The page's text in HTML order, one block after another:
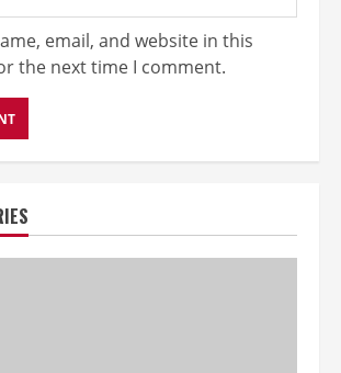
email, and website in this
the next time I comment.